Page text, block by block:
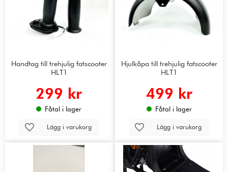
Handtag till trehjulig fatscooter
HLT1
299 kr
Fåtal i lager
Lägg i varukorg
Hjulkåpa till trehjulig fatscooter
HLT1
499 kr
Fåtal i lager
Lägg i varukorg